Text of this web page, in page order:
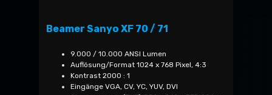
Beamer Sanyo XF 70 / 71
9.000 / 10.000 ANSI Lumen
Auflösung/Format 1024 x 768 Pixel, 4:3
Kontrast 2000 : 1
Eingänge VGA, CV, YC, YUV, DVI